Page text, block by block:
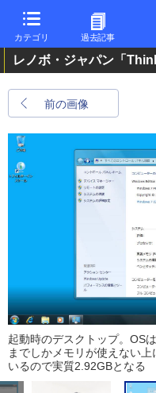
カテゴリ 過去記事
レノボ・ジャパン「
前の画像
起動時のデスクトップ。OS
までしかメモリが使えない
いるので実質2.92GBとなる